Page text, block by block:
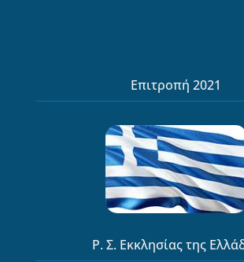
Επιτροπή 2021
Ρ. Σ. Εκκλησίας της